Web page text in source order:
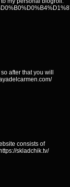
after that you will
consists of
https://skladchik.tv/